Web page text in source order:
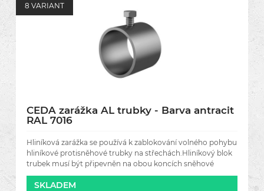
8 VARIANT
CEDA zarážka AL trubky - Barva antracit
RAL 7016
Hliníková zarážka se používá k zablokování volného pohybu
hliníkové protisněhové trubky na střechách.Hliníkový blok
trubek musí být připevněn na obou koncích sněhové
SKLADEM